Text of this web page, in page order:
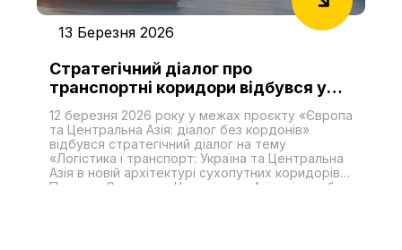
13 Березня 2026
Стратегічний діалог про
транспортні коридори відбувся у
межах проєкту «Європа та
Центральна Азія: діалог без
кордонів»
12 березня 2026 року у межах проєкту «Європа
та Центральна Азія: діалог без кордонів»
відбувся стратегічний діалог на тему
«Логістика і транспорт: Україна та Центральна
Азія в новій архітектурі сухопутних коридорів».
Проєкт «Європа та Центральна Азія: діалог без